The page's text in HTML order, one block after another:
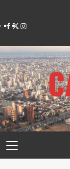
contenido
Facebook
TwitterInstagram
principal